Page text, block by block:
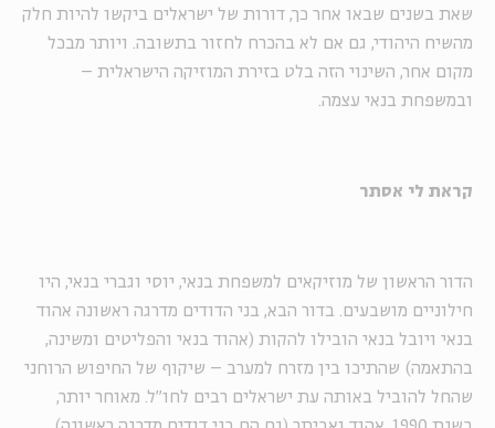
שאת בשנים שבאו אחר כך, דורות של ישראלים ביקשו להיות חלק
מהשיח היהודי, גם אם לא בהכרח לחזור בתשובה. ויותר מבכל
מקום אחר, השינוי הזה בלט בזירת המוזיקה הישראלית –
ובמשפחת בנאי עצמה.
קראת לי אסתר
הדור הראשון של מוזיקאים למשפחת בנאי, יוסי וגברי בנאי, היו
חילוניים מושבעים. בדור הבא, בני הדודים מדרגה ראשונה אהוד
בנאי ויובל בנאי הובילו להקות (אהוד בנאי והפליטים ומשינה,
בהתאמה) שהתיכו בין מזרח למערב – שיקוף של החיפוש הרוחני
שהחל להוביל באותה עת ישראלים רבים לחו"ל. מאוחר יותר,